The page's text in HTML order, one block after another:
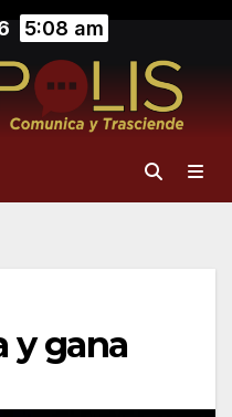
5:08 am
y gana